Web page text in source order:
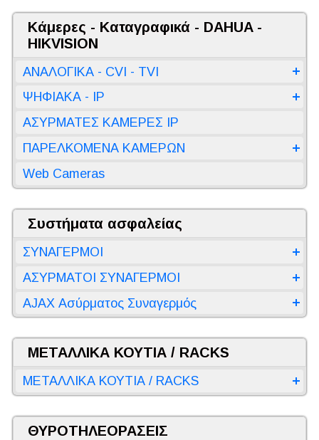
Κάμερες - Καταγραφικά - DAHUA -
HIKVISION
ΑΝΑΛΟΓΙΚΑ - CVI - TVI
ΨΗΦΙΑΚΑ - IP
ΑΣΥΡΜΑΤΕΣ ΚΑΜΕΡΕΣ IP
ΠΑΡΕΛΚΟΜΕΝΑ ΚΑΜΕΡΩΝ
Web Cameras
Συστήματα ασφαλείας
ΣΥΝΑΓΕΡΜΟΙ
ΑΣΥΡΜΑΤΟΙ ΣΥΝΑΓΕΡΜΟΙ
AJAX Ασύρματος Συναγερμός
ΜΕΤΑΛΛΙΚΑ ΚΟΥΤΙΑ / RACKS
ΜΕΤΑΛΛΙΚΑ ΚΟΥΤΙΑ / RACKS
ΘΥΡΟΤΗΛΕΟΡΑΣΕΙΣ